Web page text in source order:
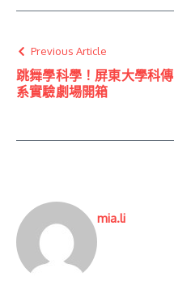
Previous Article
跳舞學科學！屏東大學科傳
系實驗劇場開箱
mia.li